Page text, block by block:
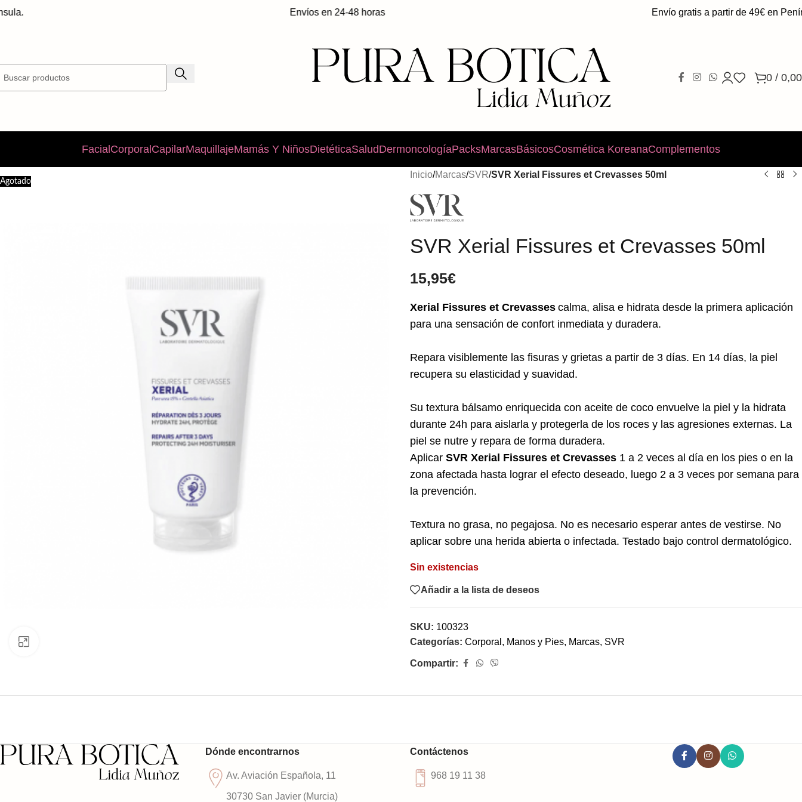
Envíos en 24-48 horas Envío gratis a partir de 49€ en
0 / 0,00
FacialCorporalCapilarMaquillajeMamás Y NiñosDietéticaSaludDermoncologíaPacksMarcasBásicosCosmética KoreanaComplementos
Agotado
Inicio/Marcas/SVR/SVR Xerial Fissures et Crevasses 50ml
SVR Xerial Fissures et Crevasses 50ml
15,95€
Xerial Fissures et Crevasses calma, alisa e hidrata desde la primera aplicación
para una sensación de confort inmediata y duradera.
Repara visiblemente las fisuras y grietas a partir de 3 días. En 14 días, la piel
recupera su elasticidad y suavidad.
Su textura bálsamo enriquecida con aceite de coco envuelve la piel y la hidrata
durante 24h para aislarla y protegerla de los roces y las agresiones externas. La
piel se nutre y repara de forma duradera.
Aplicar SVR Xerial Fissures et Crevasses 1 a 2 veces al día en los pies o en la
zona afectada hasta lograr el efecto deseado, luego 2 a 3 veces por semana para
la prevención.
Textura no grasa, no pegajosa. No es necesario esperar antes de vestirse. No
aplicar sobre una herida abierta o infectada. Testado bajo control dermatológico.
Sin existencias
Añadir a la lista de deseos
SKU: 100323
Categorías: Corporal , Manos y Pies, Marcas, SVR
Compartir:
Dónde encontrarnos
Av. Aviación Española, 11
30730 San Javier (Murcia)
Contáctenos
968 19 11 38